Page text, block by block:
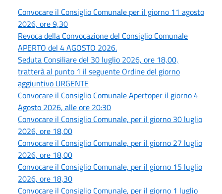
Convocare il Consiglio Comunale per il giorno 11 agosto
2026, ore 9,30
Revoca della Convocazione del Consiglio Comunale
APERTO del 4 AGOSTO 2026.
Seduta Consiliare del 30 luglio 2026, ore 18,00,
tratterà al punto 1 il seguente Ordine del giorno
aggiuntivo URGENTE
Convocare il Consiglio Comunale Apertoper il giorno 4
Agosto 2026, alle ore 20:30
Convocare il Consiglio Comunale, per il giorno 30 luglio
2026, ore 18,00
Convocare il Consiglio Comunale, per il giorno 27 luglio
2026, ore 18,00
Convocare il Consiglio Comunale, per il giorno 15 luglio
2026, ore 18,30
Convocare il Consiglio Comunale, per il giorno 1 luglio